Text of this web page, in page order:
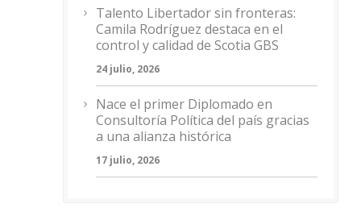
Talento Libertador sin fronteras:
Camila Rodríguez destaca en el
control y calidad de Scotia GBS
24 julio, 2026
Nace el primer Diplomado en
Consultoría Política del país gracias
a una alianza histórica
17 julio, 2026